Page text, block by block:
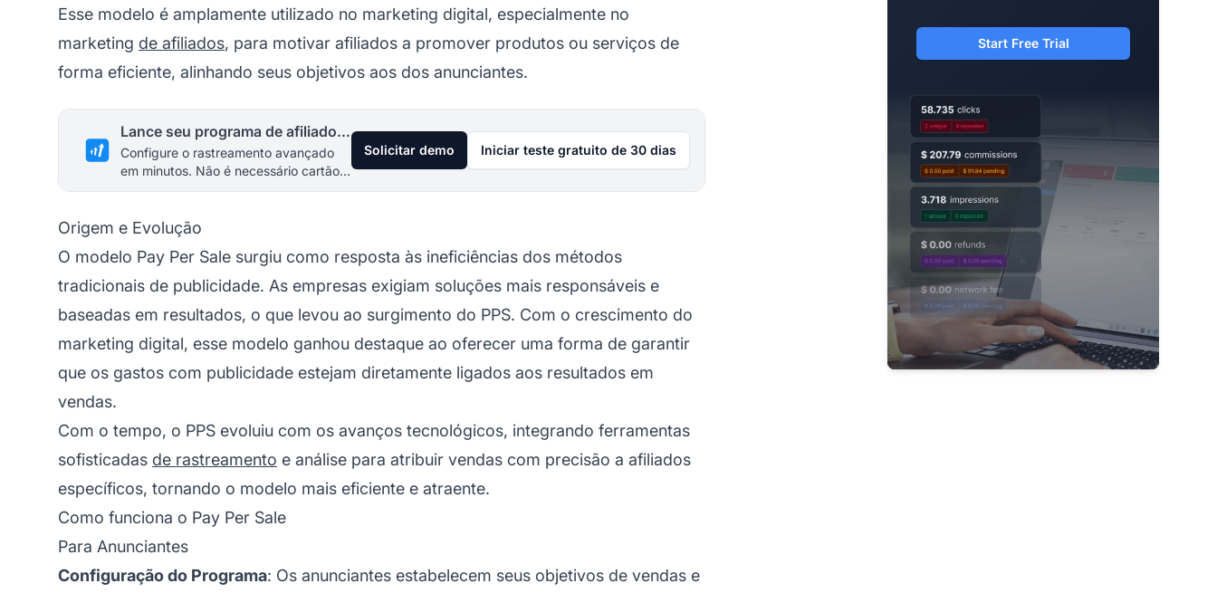
Esse modelo é amplamente utilizado no marketing digital, especialmente no
marketing de afiliados, para motivar afiliados a promover produtos ou serviços de
forma eficiente, alinhando seus objetivos aos dos anunciantes.
Lance seu programa de afiliados hoje
Configure o rastreamento avançado
em minutos. Não é necessário cartão
de crédito.
Solicitar demo Iniciar teste gratuito de 30 dias
Origem e Evolução
O modelo Pay Per Sale surgiu como resposta às ineficiências dos métodos
tradicionais de publicidade. As empresas exigiam soluções mais responsáveis e
baseadas em resultados, o que levou ao surgimento do PPS. Com o crescimento do
marketing digital, esse modelo ganhou destaque ao oferecer uma forma de garantir
que os gastos com publicidade estejam diretamente ligados aos resultados em
vendas.
Com o tempo, o PPS evoluiu com os avanços tecnológicos, integrando ferramentas
sofisticadas de rastreamento e análise para atribuir vendas com precisão a afiliados
específicos, tornando o modelo mais eficiente e atraente.
Como funciona o Pay Per Sale
Para Anunciantes
Configuração do Programa: Os anunciantes estabelecem seus objetivos de vendas e
Start Free Trial